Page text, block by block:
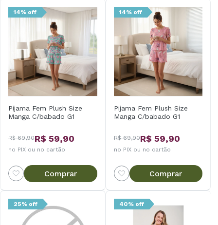
14% off
Pijama Fem Plush Size
Manga C/babado G1
R$ 69,90R$ 59,90
no PIX ou no cartão
Comprar
14% off
Pijama Fem Plush Size
Manga C/babado G1
R$ 69,90R$ 59,90
no PIX ou no cartão
Comprar
25% off 40% off